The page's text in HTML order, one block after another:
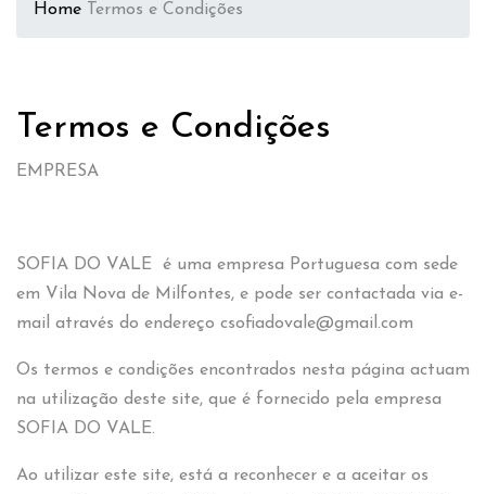
Home Termos e Condições
Termos e Condições
EMPRESA
SOFIA DO VALE é uma empresa Portuguesa com sede
em Vila Nova de Milfontes, e pode ser contactada via e-
mail através do endereço csofiadovale@gmail.com
Os termos e condições encontrados nesta página actuam
na utilização deste site, que é fornecido pela empresa
SOFIA DO VALE.
Ao utilizar este site, está a reconhecer e a aceitar os